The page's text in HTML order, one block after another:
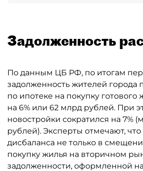
Задолженность
По данным ЦБ РФ, по итогам
задолженность жителей города
по ипотеке на покупку готового
на 6% или 62 млрд рублей. При
новостройки сократился на 7%
рублей). Эксперты отмечают,
дисбаланса не только в
покупку жилья на вторичном
задолженности, оформленной